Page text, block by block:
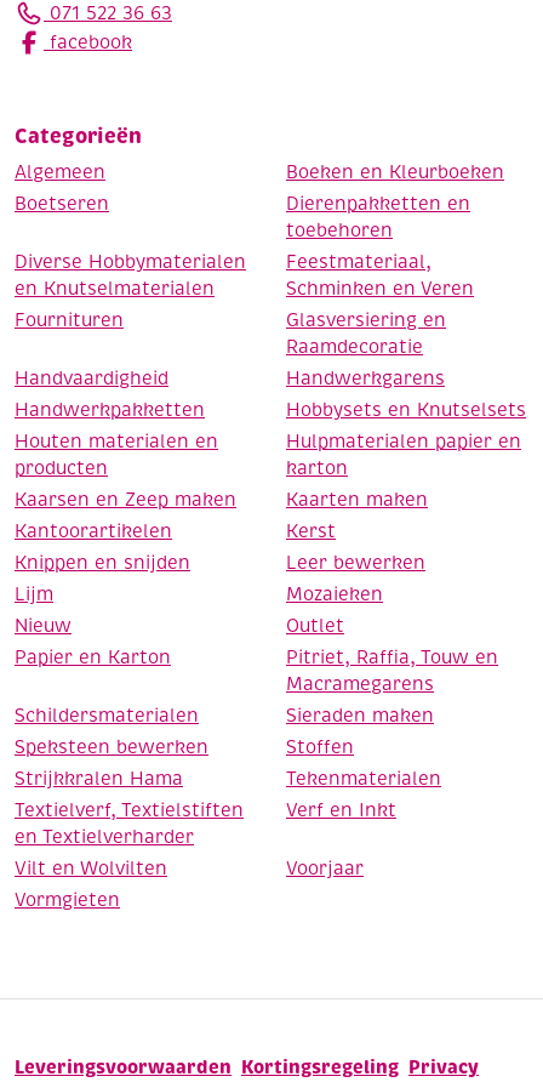
071 522 36 63
facebook
Categorieën
Algemeen
Boeken en Kleurboeken
Boetseren
Dierenpakketten en
toebehoren
Diverse Hobbymaterialen
en Knutselmaterialen
Feestmateriaal,
Schminken en Veren
Fournituren
Glasversiering en
Raamdecoratie
Handvaardigheid
Handwerkgarens
Handwerkpakketten
Hobbysets en Knutselsets
Houten materialen en
producten
Hulpmaterialen papier en
karton
Kaarsen en Zeep maken
Kaarten maken
Kantoorartikelen
Kerst
Knippen en snijden
Leer bewerken
Lijm
Mozaieken
Nieuw
Outlet
Papier en Karton
Pitriet, Raffia, Touw en
Macramegarens
Schildersmaterialen
Sieraden maken
Speksteen bewerken
Stoffen
Strijkkralen Hama
Tekenmaterialen
Textielverf, Textielstiften
en Textielverharder
Verf en Inkt
Vilt en Wolvilten
Voorjaar
Vormgieten
Leveringsvoorwaarden Kortingsregeling Privacy